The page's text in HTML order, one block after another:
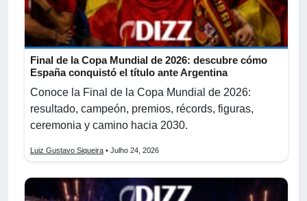
Final de la Copa Mundial de 2026: descubre cómo
España conquistó el título ante Argentina
Conoce la Final de la Copa Mundial de 2026:
resultado, campeón, premios, récords, figuras,
ceremonia y camino hacia 2030.
Luiz Gustavo Siqueira • Julho 24, 2026